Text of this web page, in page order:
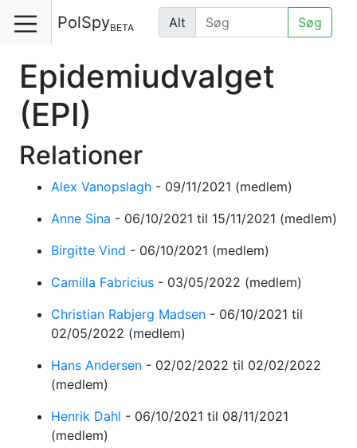
PolSpyBETA Alt Søg
Epidemiudvalget
(EPI)
Relationer
Alex Vanopslagh - 09/11/2021 (medlem)
Anne Sina - 06/10/2021 til 15/11/2021 (medlem)
Birgitte Vind - 06/10/2021 (medlem)
Camilla Fabricius - 03/05/2022 (medlem)
Christian Rabjerg Madsen - 06/10/2021 til
02/05/2022 (medlem)
Hans Andersen - 02/02/2022 til 02/02/2022
(medlem)
Henrik Dahl - 06/10/2021 til 08/11/2021
(medlem)